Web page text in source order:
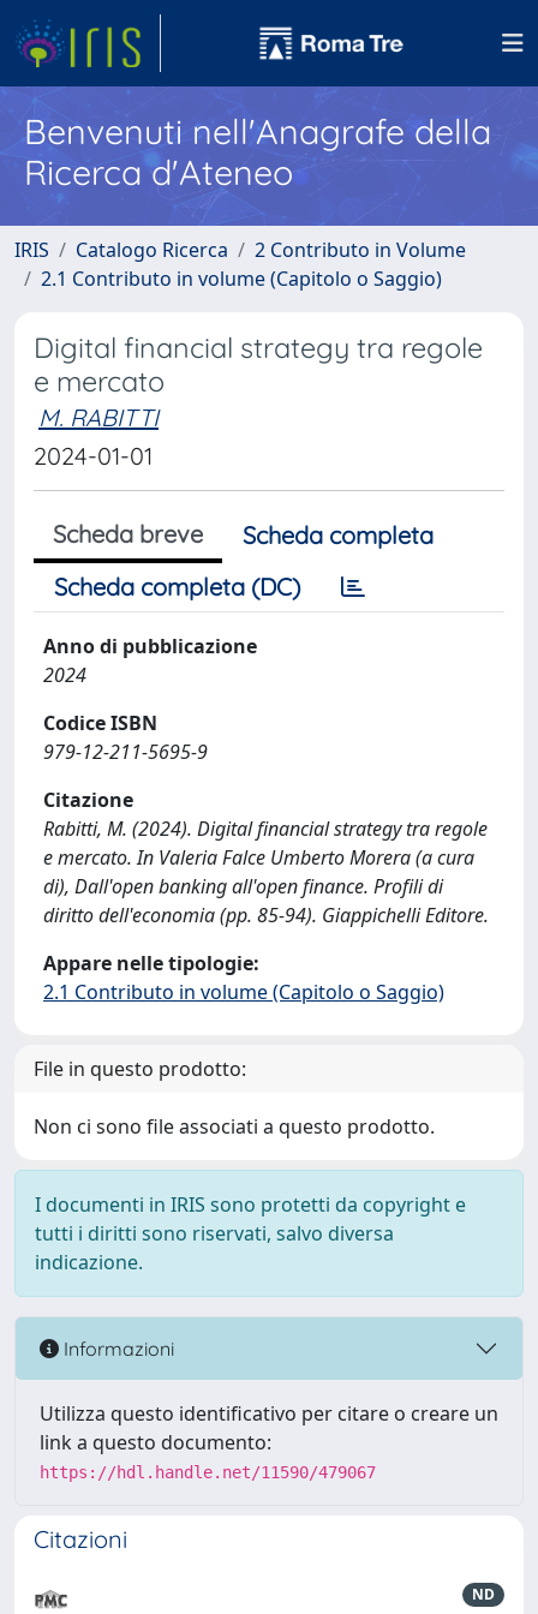
Benvenuti nell'Anagrafe della
Ricerca d'Ateneo
IRIS Catalogo Ricerca
2 Contributo in Volume
2.1 Contributo in volume (Capitolo o Saggio)
Digital financial strategy tra regole
e mercato
M. RABITTI
2024-01-01
Scheda breve
Scheda completa
Scheda completa (DC)
Anno di pubblicazione
2024
Codice ISBN
979-12-211-5695-9
Citazione
Rabitti, M. (2024). Digital financial strategy tra regole
e mercato. In Valeria Falce Umberto Morera (a cura
di), Dall'open banking all'open finance. Profili di
diritto dell'economia (pp. 85-94). Giappichelli Editore.
Appare nelle tipologie:
2.1 Contributo in volume (Capitolo o Saggio)
File in questo prodotto:
Non ci sono file associati a questo prodotto.
I documenti in IRIS sono protetti da copyright e
tutti i diritti sono riservati, salvo diversa
indicazione.
Informazioni
Utilizza questo identificativo per citare o creare un
link a questo documento:
https://hdl.handle.net/11590/479067
Citazioni
ND